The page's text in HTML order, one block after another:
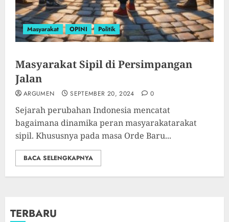
Masyarakat OPINI Politik
Masyarakat Sipil di Persimpangan
Jalan
ARGUMEN SEPTEMBER 20, 2024 0
Sejarah perubahan Indonesia mencatat
bagaimana dinamika peran masyarakatarakat
sipil. Khususnya pada masa Orde Baru...
BACA SELENGKAPNYA
TERBARU